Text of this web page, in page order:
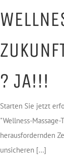
? JA!!!
Starten Sie jetzt
"Wellness-
herausfordernden
unsicheren [...]